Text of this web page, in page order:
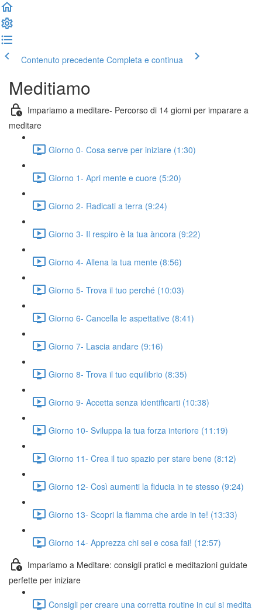
Contenuto precedente Completa e continua
Meditiamo
Impariamo a meditare- Percorso di 14 giorni per imparare a
meditare
Giorno 0- Cosa serve per iniziare (1:30)
Giorno 1- Apri mente e cuore (5:20)
Giorno 2- Radicati a terra (9:24)
Giorno 3- Il respiro è la tua àncora (9:22)
Giorno 4- Allena la tua mente (8:56)
Giorno 5- Trova il tuo perché (10:03)
Giorno 6- Cancella le aspettative (8:41)
Giorno 7- Lascia andare (9:16)
Giorno 8- Trova il tuo equilibrio (8:35)
Giorno 9- Accetta senza identificarti (10:38)
Giorno 10- Sviluppa la tua forza interiore (11:19)
Giorno 11- Crea il tuo spazio per stare bene (8:12)
Giorno 12- Così aumenti la fiducia in te stesso (9:24)
Giorno 13- Scopri la fiamma che arde in te! (13:33)
Giorno 14- Apprezza chi sei e cosa fai! (12:57)
Impariamo a Meditare: consigli pratici e meditazioni guidate
perfette per iniziare
Consigli per creare una corretta routine in cui si medita